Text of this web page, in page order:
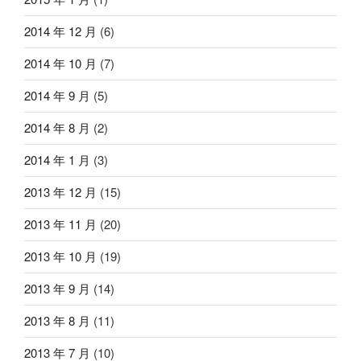
2014 年 12 月 (6)
2014 年 10 月 (7)
2014 年 9 月 (5)
2014 年 8 月 (2)
2014 年 1 月 (3)
2013 年 12 月 (15)
2013 年 11 月 (20)
2013 年 10 月 (19)
2013 年 9 月 (14)
2013 年 8 月 (11)
2013 年 7 月 (10)